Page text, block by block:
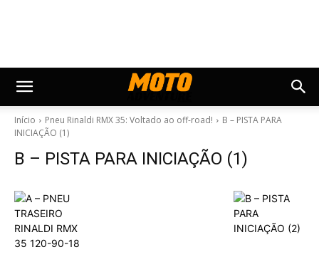
Início Pneu Rinaldi RMX 35: Voltado ao off-road!
B – PISTA PARA
INICIAÇÃO (1)
B – PISTA PARA INICIAÇÃO (1)